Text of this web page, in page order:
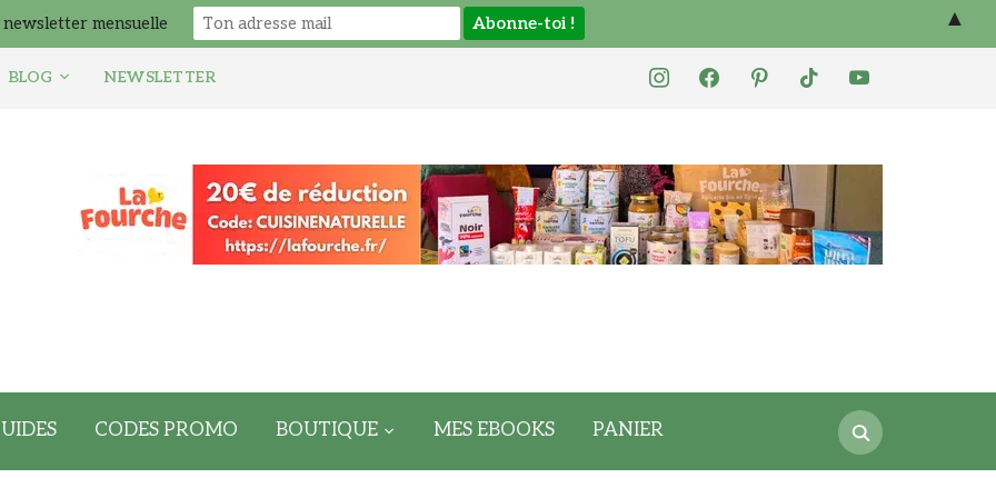
instagramfacebookpinteresttiktok youtube
BLOG NEWSLETTER
Search
for:
CODES PROMO BOUTIQUE MES EBOOKS PANIER
newsletter mensuelle ▲